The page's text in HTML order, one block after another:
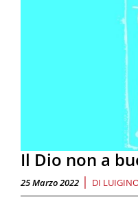
Il Dio non a
25 Marzo 2022 | DI